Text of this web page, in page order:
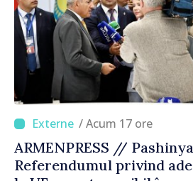
/ Acum 17 ore
ARMENPRESS //
Referendumul privind